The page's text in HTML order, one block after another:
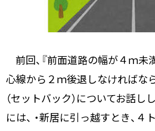
前回、『前面道路の幅が４ｍ未
心線から２ｍ後退しなければな
（セットバック）についてお話
には、 ・新居に引っ越すとき、